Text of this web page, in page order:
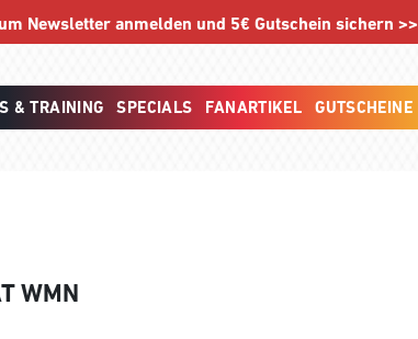
Newsletter anmelden und 5€ Gutschein sichern >>
& TRAINING SPECIALS FANARTIKEL GUTSCHEINE
WMN